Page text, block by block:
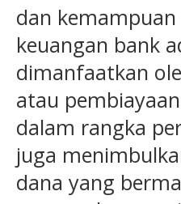
dan
keuangan bank
dimanfaatkan
atau
dalam rangka
juga
dana yang